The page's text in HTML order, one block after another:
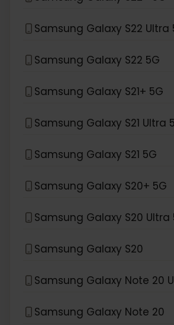
Samsung Galaxy S22 Ultra
Samsung Galaxy S22 5G
Samsung Galaxy S21+ 5G
Samsung Galaxy S21 Ultra
Samsung Galaxy S21 5G
Samsung Galaxy S20+ 5G
Samsung Galaxy S20 Ultra
Samsung Galaxy S20
Samsung Galaxy Note 20
Samsung Galaxy Note 20